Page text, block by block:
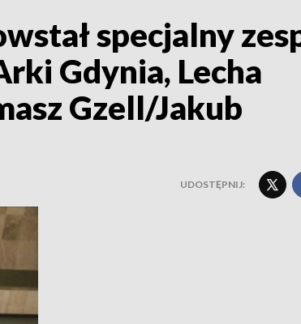
specjalny
Gdynia, Lecha
Gzell/Jakub
UDOSTĘPNIJ: